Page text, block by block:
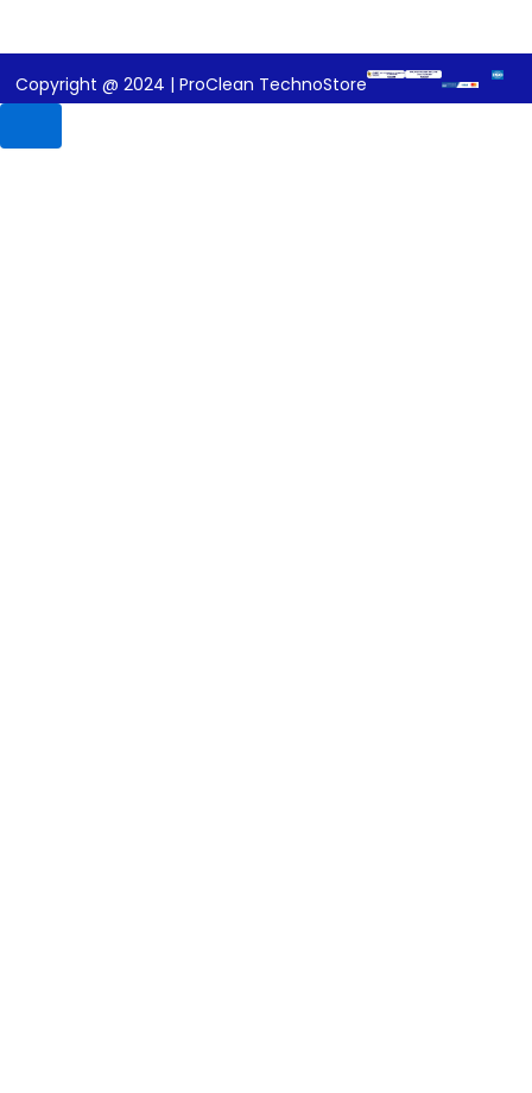
Copyright @ 2024 | ProClean TechnoStore